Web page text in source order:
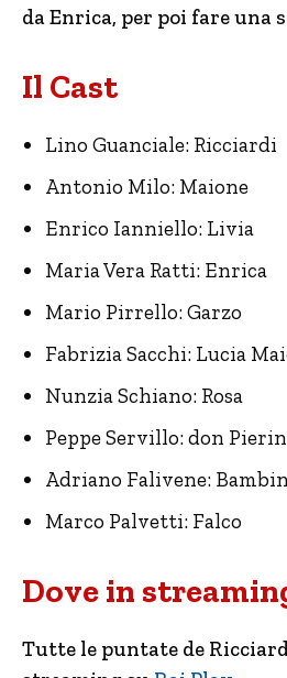
da Enrica, per poi fare una
Il Cast
Lino Guanciale: Ricciardi
Antonio Milo: Maione
Enrico Ianniello: Livia
Maria Vera Ratti: Enrica
Mario Pirrello: Garzo
Fabrizia Sacchi: Lucia
Nunzia Schiano: Rosa
Peppe Servillo: don
Adriano Falivene:
Marco Palvetti: Falco
Dove in
Tutte le puntate de